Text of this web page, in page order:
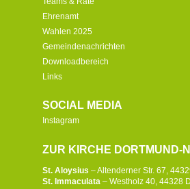
Ehrenamt
Wahlen 2025
Gemeindenachrichten
Downloadbereich
Links
SOCIAL MEDIA
Instagram
ZUR KIRCHE DORTMUND-
St. Aloysius – Altenderner Str. 67,
St. Immaculata – Westholz 40, 44328